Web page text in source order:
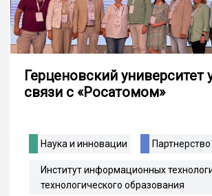
Герценовский университет
связи с «Росатомом»
Наука и инновации Партнерство
Институт информационных
технологического образования